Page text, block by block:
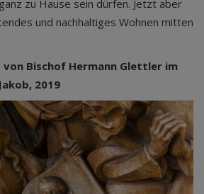
zu Hause sein dürfen. Jetzt aber
und nachhaltiges Wohnen mitten
Bischof Hermann Glettler im
2019